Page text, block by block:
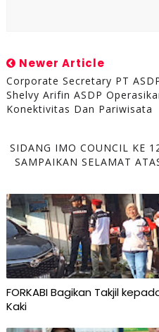
Newer Article
Corporate Secretary PT
Shelvy Arifin ASDP
Konektivitas Dan Pariwisata
SIDANG IMO COUNCIL KE
SAMPAIKAN SELAMAT
FORKABI Bagikan Takjil
Kaki